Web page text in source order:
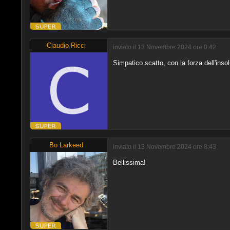
Claudio Ricci inviato il 13 Novembre 2024 ore 0:42
Simpatico scatto, con la forza
Bo Larkeed inviato il 13 Novembre 2024 ore 8:43
Bellissima!